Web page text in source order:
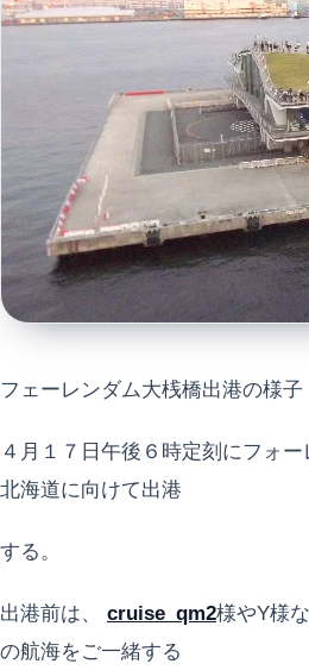
フェーレンダム大桟橋出港の様子
４月１７日午後６時定刻にフォ
北海道に向けて出港
する。
出港前は、 cruise_qm2様やY様
の航海をご一緒する